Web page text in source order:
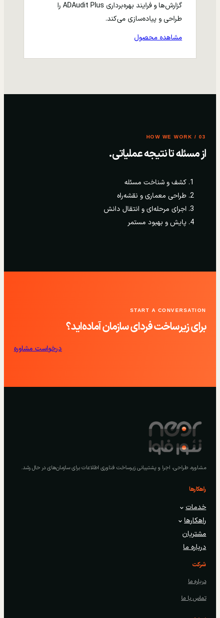
گزارش‌ها و فرایند بهره‌برداری ADAudit Plus را
طراحی و پیاده‌سازی می‌کند.
مشاهده محصول
03 / HOW WE WORK
از مسئله تا نتیجه عملیاتی.
کشف و شناخت مسئله
طراحی معماری و نقشه‌راه
اجرای مرحله‌ای و انتقال دانش
پایش و بهبود مستمر
START A CONVERSATION
برای زیرساخت فردای سازمان آماده‌اید؟
درخواست مشاوره
مشاوره، طراحی، اجرا و پشتیبانی زیرساخت فناوری اطلاعات برای سازمان‌های در حال رشد.
راهکارها
خدمات
راهکارها
مشتریان
درباره ما
شرکت
درباره ما
تماس با ما